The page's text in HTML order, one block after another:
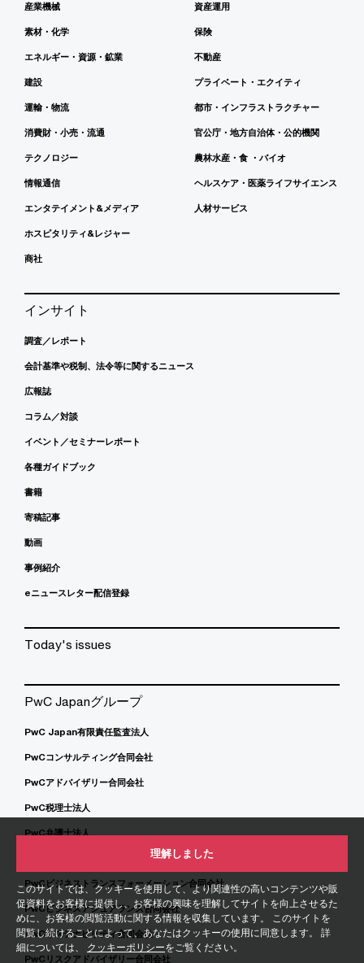
このサイトでは、クッキーを使用して、より関連性の高いコンテンツや販
促資料をお客様に提供し、お客様の興味を理解してサイトを向上させるた
めに、お客様の閲覧活動に関する情報を収集しています。 このサイトを
閲覧し続けることによって、あなたはクッキーの使用に同意します。 詳
細については、 クッキーポリシーをご覧ください。
理解しました
産業機械
素材・化学
エネルギー・資源・鉱業
建設
運輸・物流
消費財・小売・流通
テクノロジー
情報通信
エンタテイメント&メディア
ホスピタリティ&レジャー
商社
資産運用
保険
不動産
プライベート・エクイティ
都市・インフラストラクチャー
官公庁・地方自治体・公的機関
農林水産・食 ・バイオ
ヘルスケア・医薬ライフサイエンス
人材サービス
インサイト
調査／レポート
会計基準や税制、法令等に関するニュース
広報誌
コラム／対談
イベント／セミナーレポート
各種ガイドブック
書籍
寄稿記事
動画
事例紹介
eニュースレター配信登録
Today's issues
PwC Japanグループ
PwC Japan有限責任監査法人
PwCコンサルティング合同会社
PwCアドバイザリー合同会社
PwC税理士法人
PwC弁護士法人
PwCビジネストランスフォーメーション合同会社
PwCビジネスアシュアランス合同会社
PwCサステナビリティ合同会社
PwCリスクアドバイザリー合同会社